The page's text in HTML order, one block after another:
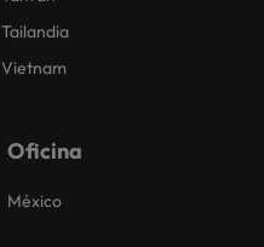
Tailandia
Vietnam
Oficina
México